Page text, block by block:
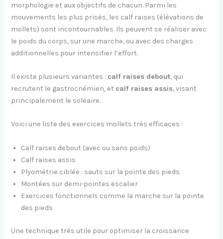
morphologie et aux objectifs de chacun. Parmi les
mouvements les plus prisés, les calf raises (élévations de
mollets) sont incontournables. Ils peuvent se réaliser avec
le poids du corps, sur une marche, ou avec des charges
additionnelles pour intensifier l’effort.
Il existe plusieurs variantes : calf raises debout, qui
recrutent le gastrocnémien, et calf raises assis, visant
principalement le soléaire.
Voici une liste des exercices mollets très efficaces :
Calf raises debout (avec ou sans poids)
Calf raises assis
Plyométrie ciblée : sauts sur la pointe des pieds
Montées sur demi-pointes escalier
Exercices fonctionnels comme la marche sur la pointe
des pieds
Une technique très utile pour optimiser la croissance